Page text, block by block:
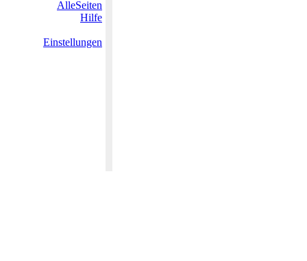
AlleSeiten
Hilfe
Einstellungen